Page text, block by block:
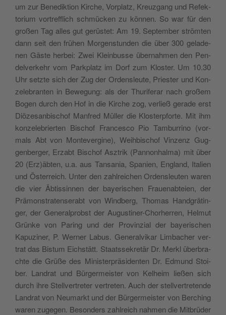
um zur Bene­dik­tion Kir­che, Vor­pla­tz, Kreu­z­gang und Refek­
to­rium vor­tref­flich sch­müc­ken zu kön­nen. So war für den
großen Tag alles gut gerü­stet: Am 19. Sep­tem­ber ström­ten
dann seit den frü­hen Mor­gen­stun­den die über 300 gela­de­
nen Gäste her­bei: Zwei Klein­bus­se über­nah­men den Pen­
del­ver­kehr vom Par­k­pla­tz im Dorf zum Klo­ster. Um 10.30
Uhr setz­te sich der Zug der Orden­sleu­te, Prie­ster und Kon­
ze­le­bran­ten in Bewe­gung: als der Thu­ri­fe­rar nach großem
Bogen durch den Hof in die Kir­che zog, ver­ließ gera­de erst
Diö­ze­san­bi­schof Man­fred Mül­ler die Klo­ster­p­for­te. Mit ihm
kon­ze­le­brier­ten Bischof Fran­ce­sco Pio Tam­bur­ri­no (vor­
mals Abt von Mon­te­ver­gi­ne), Weih­bi­schof Vin­zenz Gug­
gen­ber­ger, Erzabt Bischof Asz­trik (Pan­no­n­hal­ma) mit über
20 (Erz)äbten, u.a. aus Tan­sa­nia, Spa­nien, England, Ita­lien
und Öster­reich. Unter den zahl­rei­chen Orden­sleu­ten waren
die vier Äbtis­sin­nen der baye­ri­schen Fraue­nab­teien, der
Prä­mon­stra­ten­se­rabt von Wind­berg, Tho­mas Hand­grä­tin­
ger, der Gene­ral­prob­st der Augu­sti­ner-Cho­rher­ren, Hel­mut
Grün­ke von Paring und der Pro­vin­zial der baye­ri­schen
Kapu­zi­ner, P. Wer­ner Labus. Gene­ral­vi­kar Lim­ba­cher ver­
trat das Bistum Eich­stätt. Staa­ts­se­kre­tär Dr. Mer­kl über­bra­
ch­te die Grüße des Mini­ster­prä­si­den­ten Dr. Edmund Stoi­
ber. Lan­drat und Bür­ger­mei­ster von Kelheim ließen sich
durch ihre Stell­ver­tre­ter ver­tre­ten. Auch der stell­ver­tre­ten­de
Lan­drat von Neu­markt und der Bür­ger­mei­ster von Ber­ching
waren zuge­gen. Beson­ders zahl­reich nah­men die Mit­brü­der